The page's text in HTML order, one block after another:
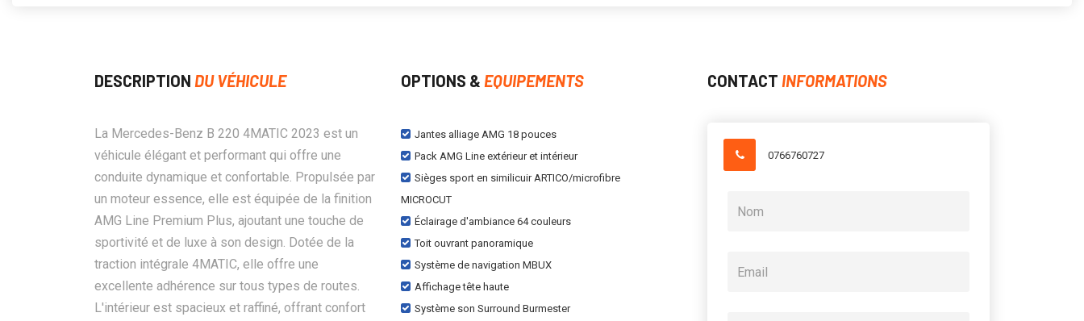
DESCRIPTION DU VÉHICULE
La Mercedes-Benz B 220 4MATIC 2023 est un
véhicule élégant et performant qui offre une
conduite dynamique et confortable. Propulsée par
un moteur essence, elle est équipée de la finition
AMG Line Premium Plus, ajoutant une touche de
sportivité et de luxe à son design. Dotée de la
traction intégrale 4MATIC, elle offre une
excellente adhérence sur tous types de routes.
L'intérieur est spacieux et raffiné, offrant confort
OPTIONS & EQUIPEMENTS
Jantes alliage AMG 18 pouces
Pack AMG Line extérieur et intérieur
Sièges sport en similicuir ARTICO/microfibre
MICROCUT
Éclairage d'ambiance 64 couleurs
Toit ouvrant panoramique
Système de navigation MBUX
Affichage tête haute
Système son Surround Burmester
CONTACT INFORMATIONS
0766760727